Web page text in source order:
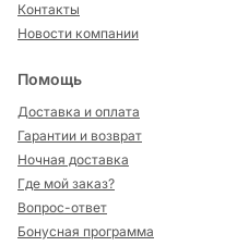
Контакты
Новости компании
Помощь
Доставка и оплата
Гарантии и возврат
Ночная доставка
Где мой заказ?
Вопрос-ответ
Бонусная программа